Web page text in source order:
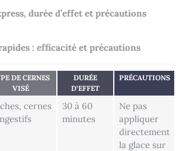
: efficacité et précautions
durée d’effet et précautions
DE CERNES
VISÉ
DURÉE
D’EFFET
PRÉCAUTIONS
cernes
30 à 60
minutes
Ne pas
appliquer
directement
la glace sur